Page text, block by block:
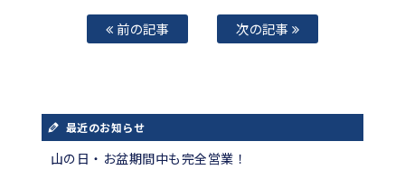
前の記事 次の記事
最近のお知らせ
山の日・お盆期間中も完全営業！